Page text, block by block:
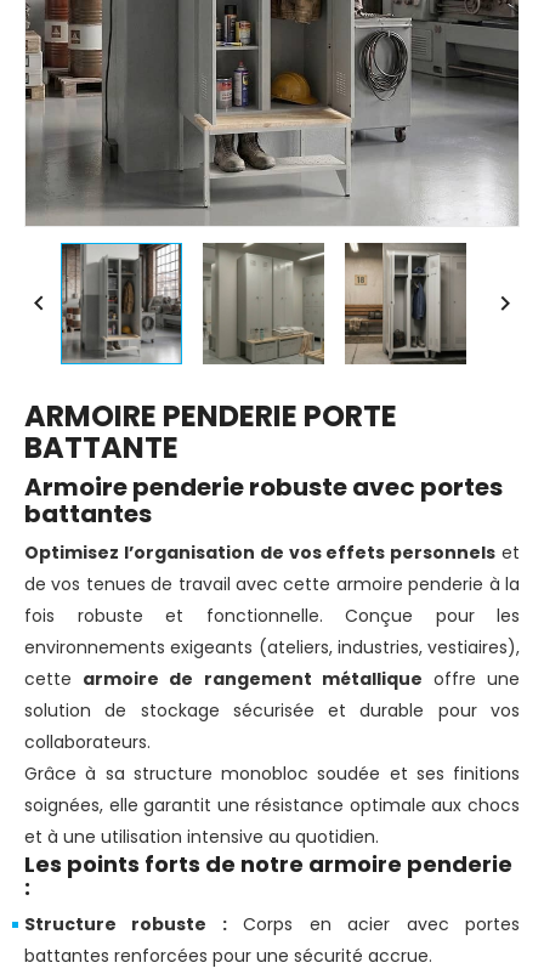
 
ARMOIRE PENDERIE PORTE
BATTANTE
Armoire penderie robuste avec portes
battantes
Optimisez l’organisation de vos effets personnels et
de vos tenues de travail avec cette armoire penderie à la
fois robuste et fonctionnelle. Conçue pour les
environnements exigeants (ateliers, industries, vestiaires),
cette armoire de rangement métallique offre une
solution de stockage sécurisée et durable pour vos
collaborateurs.
Grâce à sa structure monobloc soudée et ses finitions
soignées, elle garantit une résistance optimale aux chocs
et à une utilisation intensive au quotidien.
Les points forts de notre armoire penderie
:
Structure robuste :Corps en acier avec portes
battantes renforcées pour une sécurité accrue.